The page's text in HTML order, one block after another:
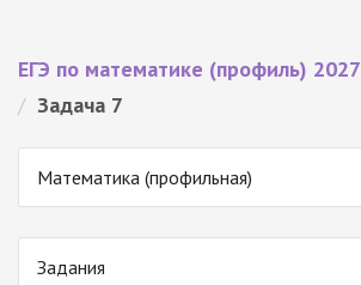
ЕГЭ по математике (профиль) 2027
/ Задача 7
Математика (профильная)
Задания